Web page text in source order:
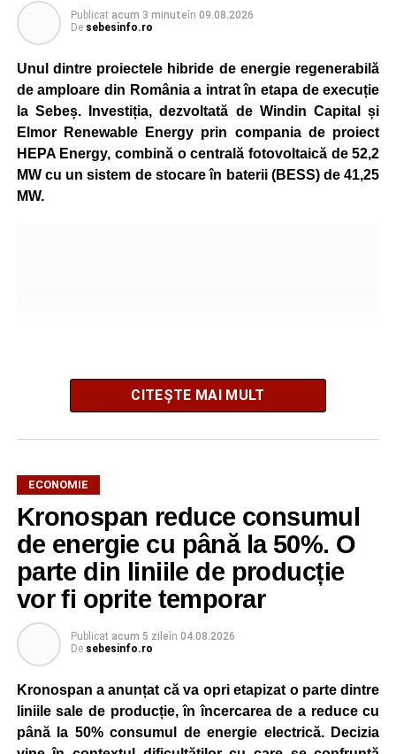
Publicat acum 3 minuteîn 09.08.2026
De sebesinfo.ro
Unul dintre proiectele hibride de energie regenerabilă
de amploare din România a intrat în etapa de execuție
la Sebeș. Investiția, dezvoltată de Windin Capital și
Elmor Renewable Energy prin compania de proiect
HEPA Energy, combină o centrală fotovoltaică de 52,2
MW cu un sistem de stocare în baterii (BESS) de 41,25
MW.
companie specializată în infrastructură și energie
regenerabilă și listată pe Piața Principală a Bursei de
Valori București. Contractul EPC are o valoare de
aproximativ 217 milioane de lei, fără TVA.
Lucrările au început deja pe amplasamentul de la Sebeș.
Echipele mobilizate pe șantier desfășoară în această
etapă lucrări de decopertare a stratului vegetal și
pregătire a terenului, urmând ca ulterior să fie instalate
structurile de susținere pentru panourile fotovoltaice.
Demararea acestor operațiuni marchează intrarea
proiectului în faza efectivă de construcție.
CITEȘTE MAI MULT
ECONOMIE
Kronospan reduce consumul
de energie cu până la 50%. O
parte din liniile de producție
vor fi oprite temporar
Publicat acum 5 zileîn 04.08.2026
De sebesinfo.ro
Kronospan a anunțat că va opri etapizat o parte dintre
liniile sale de producție, în încercarea de a reduce cu
până la 50% consumul de energie electrică. Decizia